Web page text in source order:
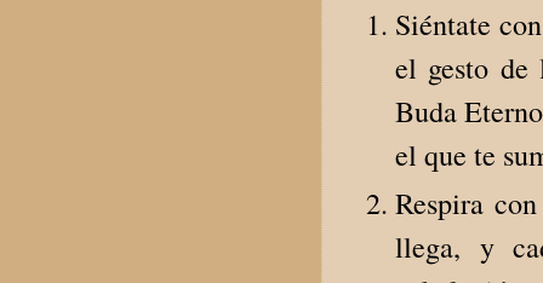
Siéntate
el gesto
Buda
el que te
Respira
llega, y